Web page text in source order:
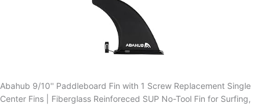
Abahub 9/10'' Paddleboard Fin with 1 Screw Replacement Single
Center Fins | Fiberglass Reinforeced SUP No-Tool Fin for Surfing,